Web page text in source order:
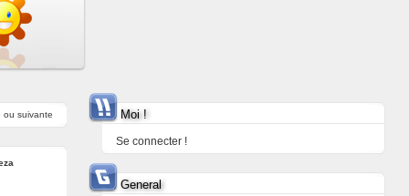
ou suivante Moi !
Se connecter !
General